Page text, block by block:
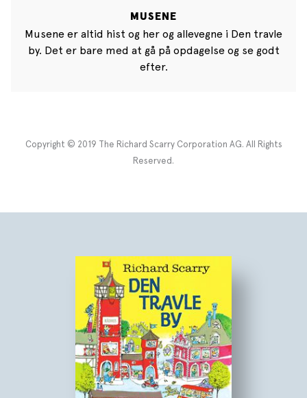
MUSENE
Musene er altid hist og her og allevegne i Den travle
by. Det er bare med at gå på opdagelse og se godt
efter.
Copyright © 2019 The Richard Scarry Corporation AG. All Rights
Reserved.